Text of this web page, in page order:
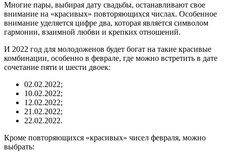
Многие пары, выбирая дату свадьбы, останавливают свое
внимание на «красивых» повторяющихся числах. Особенное
внимание уделяется цифре два, которая является символом
гармонии, взаимной любви и крепких отношений.
И 2022 год для молодоженов будет богат на такие красивые
комбинации, особенно в феврале, где можно встретить в дате
сочетание пяти и шести двоек:
02.02.2022;
10.02.2022;
12.02.2022;
21.02.2022;
22.02.2022.
Кроме повторяющихся «красивых» чисел февраля, можно
выбрать: